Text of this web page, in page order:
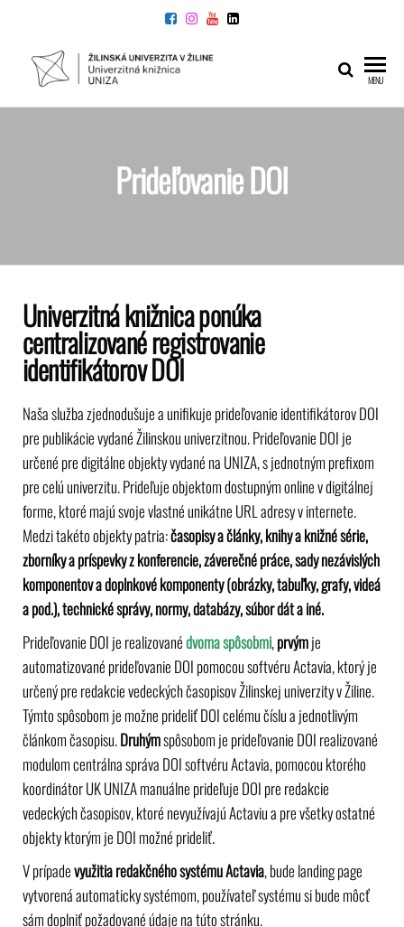
UNIVERZITNÁ
KNIŽNICA
MENU
Prideľovanie DOI
Univerzitná knižnica ponúka
centralizované registrovanie
identifikátorov DOI
Naša služba zjednodušuje a unifikuje prideľovanie identifikátorov DOI
pre publikácie vydané Žilinskou univerzitnou. Prideľovanie DOI je
určené pre digitálne objekty vydané na UNIZA, s jednotným prefixom
pre celú univerzitu. Prideľuje objektom dostupným online v digitálnej
forme, ktoré majú svoje vlastné unikátne URL adresy v internete.
Medzi takéto objekty patria:časopisy a články,knihy a knižné série,
zborníky a príspevky z konferencie, záverečné práce, sady nezávislých
komponentov a doplnkové komponenty (obrázky, tabuľky, grafy, videá
a pod.), technické správy, normy, databázy, súbor dát a iné.
Prideľovanie DOI je realizovanédvoma spôsobmi,prvýmje
automatizované prideľovanie DOI pomocou softvéru Actavia, ktorý je
určený pre redakcie vedeckých časopisov Žilinskej univerzity v Žiline.
Týmto spôsobom je možne prideliť DOI celému číslu a jednotlivým
článkom časopisu.Druhýmspôsobom je prideľovanie DOI realizované
modulom centrálna správa DOI softvéru Actavia, pomocou ktorého
koordinátor UK UNIZA manuálne prideľuje DOI pre redakcie
vedeckých časopisov, ktoré nevyužívajú Actaviu a pre všetky ostatné
objekty ktorým je DOI možné prideliť.
V prípadevyužitia redakčného systému Actavia, bude landing page
vytvorená automaticky systémom, používateľ systému si bude môcť
sám doplniť požadované údaje na túto stránku.